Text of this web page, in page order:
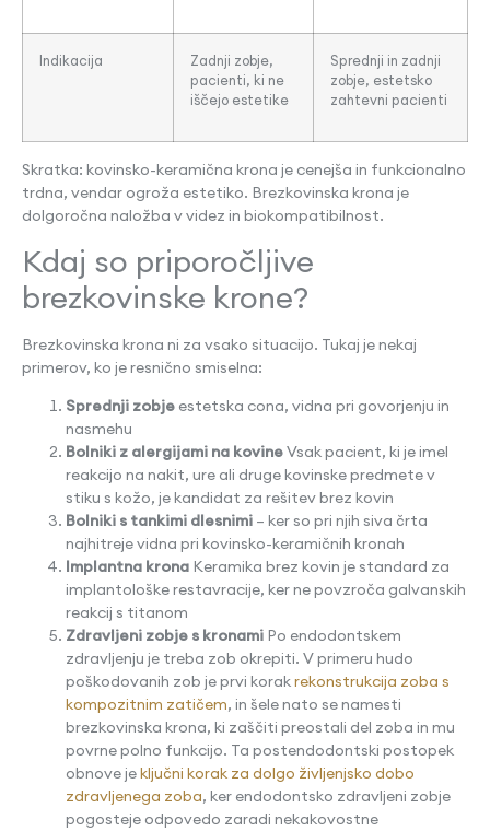
Indikacija
Zadnji zobje,
pacienti, ki ne
iščejo estetike
Sprednji in zadnji
zobje, estetsko
zahtevni pacienti
Skratka: kovinsko-keramična krona je cenejša in funkcionalno
trdna, vendar ogroža estetiko. Brezkovinska krona je
dolgoročna naložba v videz in biokompatibilnost.
Kdaj so priporočljive
brezkovinske krone?
Brezkovinska krona ni za vsako situacijo. Tukaj je nekaj
primerov, ko je resnično smiselna:
Sprednji zobje estetska cona, vidna pri govorjenju in
nasmehu
Bolniki z alergijami na kovineVsak pacient, ki je imel
reakcijo na nakit, ure ali druge kovinske predmete v
stiku s kožo, je kandidat za rešitev brez kovin
Bolniki s tankimi dlesnimi – ker so pri njih siva črta
najhitreje vidna pri kovinsko-keramičnih kronah
Implantna krona Keramika brez kovin je standard za
implantološke restavracije, ker ne povzroča galvanskih
reakcij s titanom
Zdravljeni zobje s kronami Po endodontskem
zdravljenju je treba zob okrepiti. V primeru hudo
poškodovanih zob je prvi korakrekonstrukcija zoba s
kompozitnim zatičem, in šele nato se namesti
brezkovinska krona, ki zaščiti preostali del zoba in mu
povrne polno funkcijo. Ta postendodontski postopek
obnove jeključni korak za dolgo življenjsko dobo
zdravljenega zoba, ker endodontsko zdravljeni zobje
pogosteje odpovedo zaradi nekakovostne